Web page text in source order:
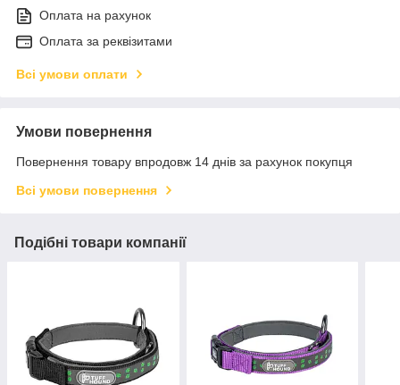
Оплата на рахунок
Оплата за реквізитами
Всі умови оплати
Умови повернення
Повернення товару впродовж 14 днів за рахунок покупця
Всі умови повернення
Подібні товари компанії